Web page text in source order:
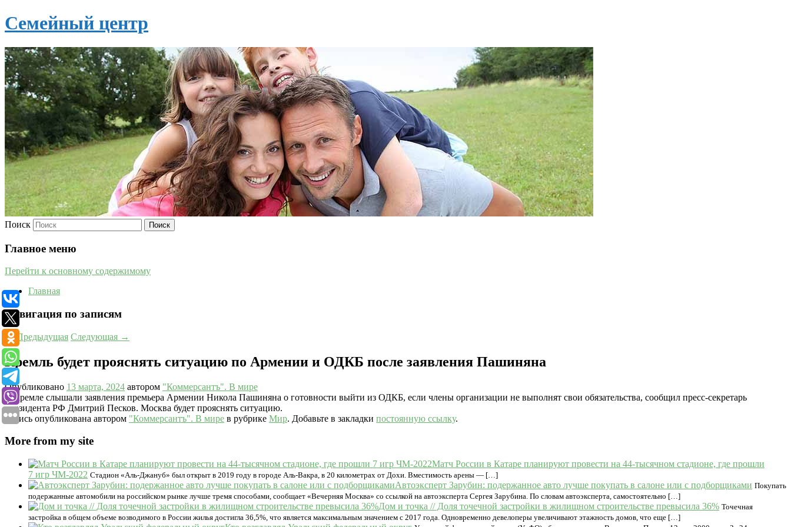
Семейный центр
Поиск
Главное меню
Перейти к основному содержимому
Главная
Навигация по записям
←Предыдущая Следующая →
Кремль будет прояснять ситуацию по Армении и ОДКБ после заявления Пашиняна
Опубликовано 13 марта, 2024 автором "Коммерсантъ". В мире
В Кремле слышали заявления премьера Армении Никола Пашиняна о готовности выйти из ОДКБ, если члены организации не выполнят свои обязательства, сообщил пресс-секретарь
президента РФ Дмитрий Песков. Москва будет прояснять ситуацию.
Запись опубликована автором "Коммерсантъ". В мире в рубрике Мир. Добавьте в закладки постоянную ссылку.
More from my site
Матч России в Катаре планируют провести на 44-тысячном стадионе, где прошли
7 игр ЧМ-2022 Стадион «Аль-Джануб» был открыт в 2019 году в городе Аль-Вакра, в 20 километрах от Дохи. Вместимость арены — […]
Автоэксперт Зарубин: подержанное авто лучше покупать в салоне или с подборщиками Покупать
подержанные автомобили на российском рынке лучше тремя способами, сообщает «Вечерняя Москва» со ссылкой на автоэксперта Сергея Зарубина. По словам автоэксперта, самостоятельно […]
Дом и точка // Доля точечной застройки в жилищном строительстве превысила 36% Точечная
застройка в общем объеме возводимого в России жилья достигла 36,5%, что является максимальным значением с 2017 года. Одновременно девелоперы увеличивают этажность домов, что еще […]